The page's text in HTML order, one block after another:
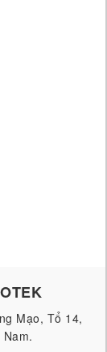
Mạo, Tổ 14,